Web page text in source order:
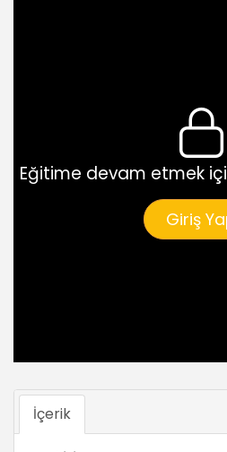
Eğitime devam etmek
Giriş
İçerik